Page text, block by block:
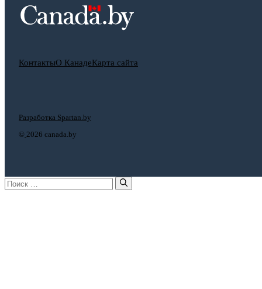
КонтактыО КанадеКарта сайта
© 2026 canada.by
Разработка Spartan.by
Поиск: